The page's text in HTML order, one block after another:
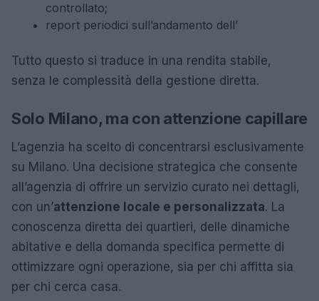
controllato;
report periodici sull’andamento dell’
Tutto questo si traduce in una rendita stabile,
senza le complessità della gestione diretta.
Solo Milano, ma con attenzione capillare
L’agenzia ha scelto di concentrarsi esclusivamente
su Milano. Una decisione strategica che consente
all’agenzia di offrire un servizio curato nei dettagli,
con un’attenzione locale e personalizzata. La
conoscenza diretta dei quartieri, delle dinamiche
abitative e della domanda specifica permette di
ottimizzare ogni operazione, sia per chi affitta sia
per chi cerca casa.